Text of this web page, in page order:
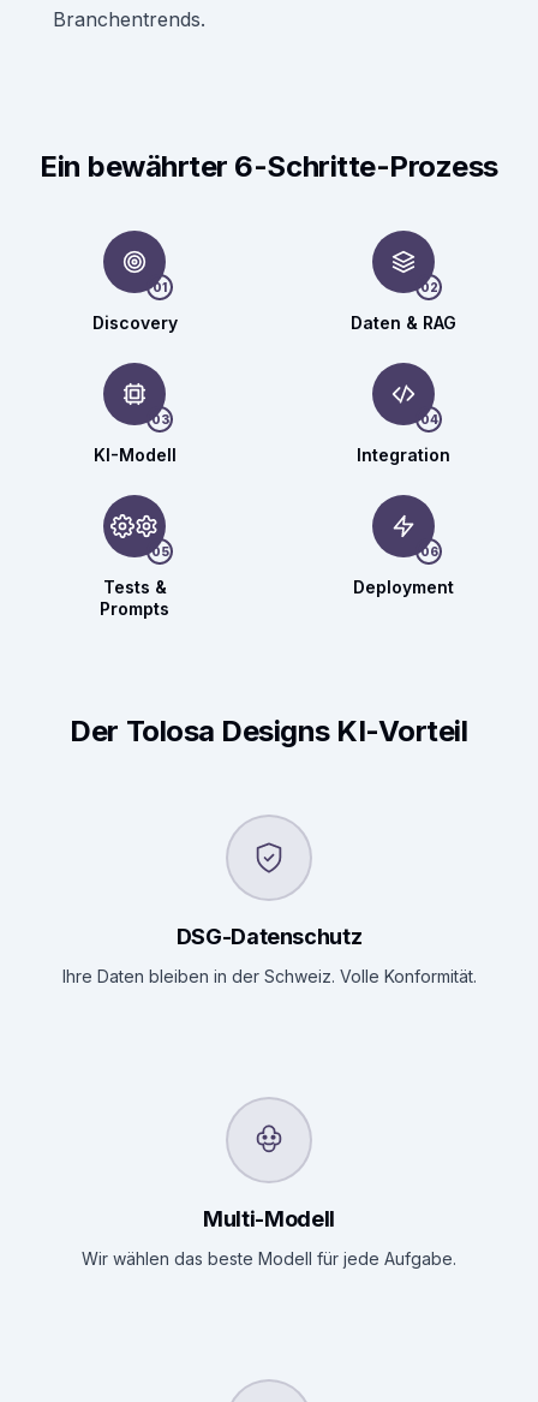
Branchentrends.
Ein bewährter 6-Schritte-Prozess
01
Discovery
02
Daten & RAG
03
KI-Modell
04
Integration
05
Tests &
Prompts
06
Deployment
Der Tolosa Designs KI-Vorteil
DSG-Datenschutz
Ihre Daten bleiben in der Schweiz. Volle Konformität.
Multi-Modell
Wir wählen das beste Modell für jede Aufgabe.